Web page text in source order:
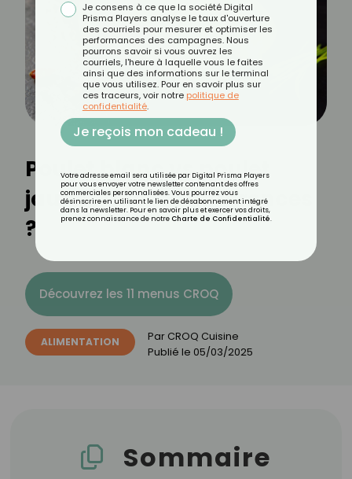
Poulet blanc vs poulet
jaune : quelles différences
?
Découvrez les 11 menus CROQ
ALIMENTATION Par CROQ Cuisine
Publié le 05/03/2025
Sommaire
Je consens à ce que la société Digital
Prisma Players analyse le taux d'ouverture
des courriels pour mesurer et optimiser les
performances des campagnes. Nous
pourrons savoir si vous ouvrez les
courriels, l'heure à laquelle vous le faites
ainsi que des informations sur le terminal
que vous utilisez. Pour en savoir plus sur
ces traceurs, voir notre politique de
confidentialité.
Je reçois mon cadeau !
Votre adresse email sera utilisée par Digital Prisma Players
pour vous envoyer votre newsletter contenant des offres
commerciales personnalisées. Vous pourrez vous
désinscrire en utilisant le lien de désabonnement intégré
dans la newsletter. Pour en savoir plus et exercer vos droits,
prenez connaissance de notre Charte de Confidentialité.